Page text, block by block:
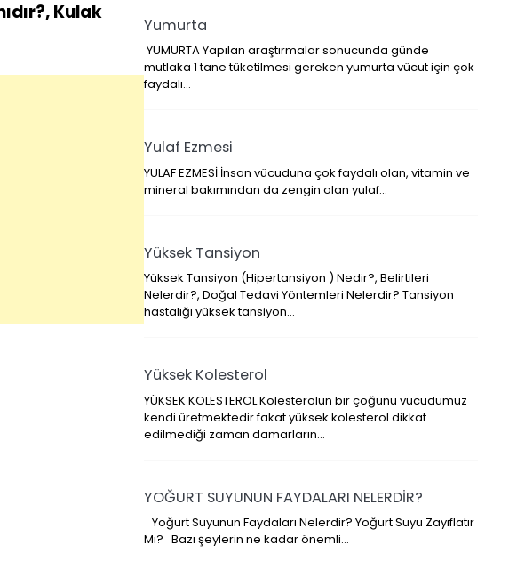
Kulak
Yumurta
YUMURTA Yapılan araştırmalar sonucunda günde
mutlaka 1 tane tüketilmesi gereken yumurta vücut için çok
faydalı…
Yulaf Ezmesi
YULAF EZMESİ İnsan vücuduna çok faydalı olan, vitamin ve
mineral bakımından da zengin olan yulaf…
Yüksek Tansiyon
Yüksek Tansiyon (Hipertansiyon ) Nedir?, Belirtileri
Nelerdir?, Doğal Tedavi Yöntemleri Nelerdir? Tansiyon
hastalığı yüksek tansiyon…
Yüksek Kolesterol
YÜKSEK KOLESTEROL Kolesterolün bir çoğunu vücudumuz
kendi üretmektedir fakat yüksek kolesterol dikkat
edilmediği zaman damarların…
YOĞURT SUYUNUN FAYDALARI NELERDİR?
Yoğurt Suyunun Faydaları Nelerdir? Yoğurt Suyu Zayıflatır
Mı? Bazı şeylerin ne kadar önemli…